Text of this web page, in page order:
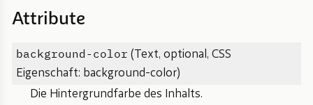
Attribute
background-color (Text, optional, CSS
Eigenschaft: background-color)
Die Hintergrundfarbe des Inhalts.